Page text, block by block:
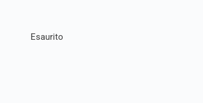
Esaurito